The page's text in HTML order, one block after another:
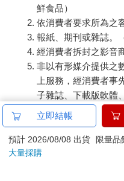
鮮食品）
依消費者要求所為之
報紙、期刊或雜誌。
經消費者拆封之影音
非以有形媒介提供之
上服務，經消費者事
子雜誌、下載版軟體
已拆封之個人衛生用
若非上列種類商品，均
日）。
立即結帳
預計 2026/08/08 出貨 限量
大量採購